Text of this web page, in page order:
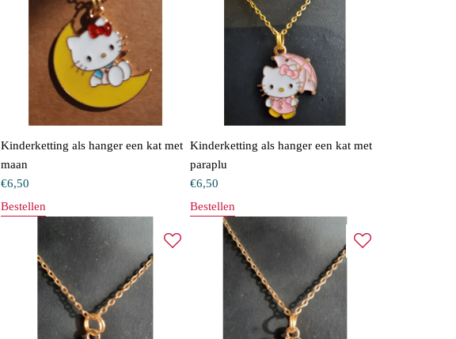
Kinderketting als hanger een kat met
maan
€6,50
Bestellen
Kinderketting als hanger een kat met
paraplu
€6,50
Bestellen